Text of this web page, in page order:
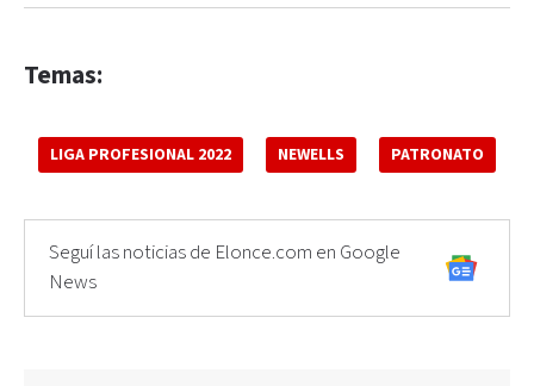
Temas:
LIGA PROFESIONAL 2022 NEWELLS PATRONATO
Seguí las noticias de Elonce.com en Google
News